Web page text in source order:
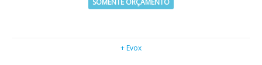
SOMENTE ORÇAMENTO
+ Evox